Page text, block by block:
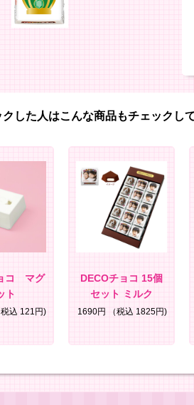
した人はこんな商品もチェックし
コ マグ
ト
税込 121円)
DECOチョコ 15個
セット ミルク
1690円 （税込 1825円)